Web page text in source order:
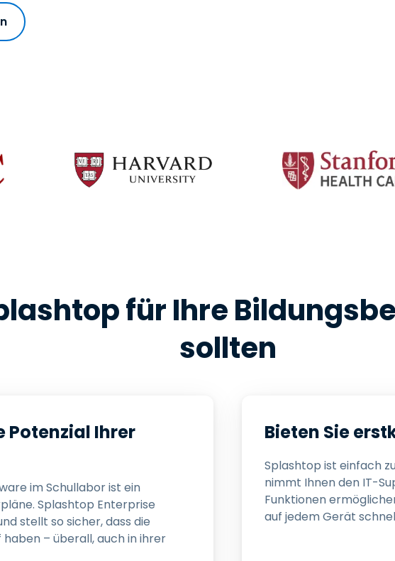
Alle Bedürfnisse
entdecken
Alle
für Ihre
sollten
Potenzial Ihrer
im Schullabor ist ein
Splashtop Enterprise
stellt so sicher, dass die
– überall, auch in ihrer
Bieten Sie
Splashtop ist einfach
nimmt Ihnen den IT-
Funktionen
auf jedem Gerät